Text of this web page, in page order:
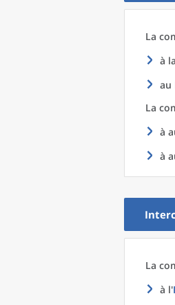
La
à la
au
La
à
à
La
à l'